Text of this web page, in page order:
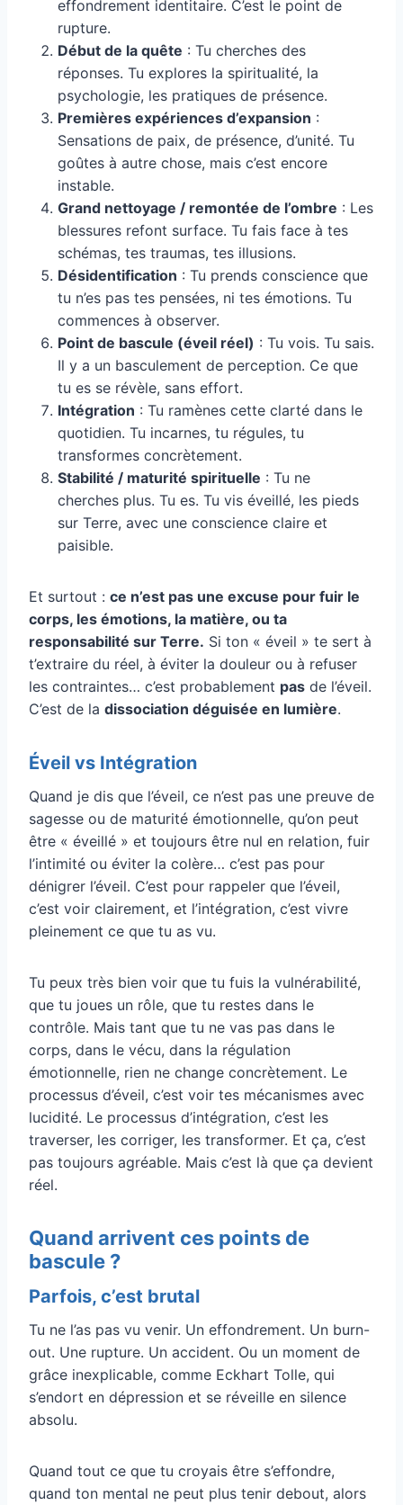
effondrement identitaire. C’est le point de
rupture.
Début de la quête : Tu cherches des
réponses. Tu explores la spiritualité, la
psychologie, les pratiques de présence.
Premières expériences d’expansion :
Sensations de paix, de présence, d’unité. Tu
goûtes à autre chose, mais c’est encore
instable.
Grand nettoyage / remontée de l’ombre : Les
blessures refont surface. Tu fais face à tes
schémas, tes traumas, tes illusions.
Désidentification : Tu prends conscience que
tu n’es pas tes pensées, ni tes émotions. Tu
commences à observer.
Point de bascule (éveil réel) : Tu vois. Tu sais.
Il y a un basculement de perception. Ce que
tu es se révèle, sans effort.
Intégration : Tu ramènes cette clarté dans le
quotidien. Tu incarnes, tu régules, tu
transformes concrètement.
Stabilité / maturité spirituelle : Tu ne
cherches plus. Tu es. Tu vis éveillé, les pieds
sur Terre, avec une conscience claire et
paisible.
Et surtout : ce n’est pas une excuse pour fuir le
corps, les émotions, la matière, ou ta
responsabilité sur Terre. Si ton « éveil » te sert à
t’extraire du réel, à éviter la douleur ou à refuser
les contraintes… c’est probablement pas de l’éveil.
C’est de la dissociation déguisée en lumière.
Éveil vs Intégration
Quand je dis que l’éveil, ce n’est pas une preuve de
sagesse ou de maturité émotionnelle, qu’on peut
être « éveillé » et toujours être nul en relation, fuir
l’intimité ou éviter la colère… c’est pas pour
dénigrer l’éveil. C’est pour rappeler que l’éveil,
c’est voir clairement, et l’intégration, c’est vivre
pleinement ce que tu as vu.
Tu peux très bien voir que tu fuis la vulnérabilité,
que tu joues un rôle, que tu restes dans le
contrôle. Mais tant que tu ne vas pas dans le
corps, dans le vécu, dans la régulation
émotionnelle, rien ne change concrètement. Le
processus d’éveil, c’est voir tes mécanismes avec
lucidité. Le processus d’intégration, c’est les
traverser, les corriger, les transformer. Et ça, c’est
pas toujours agréable. Mais c’est là que ça devient
réel.
Quand arrivent ces points de
bascule ?
Parfois, c’est brutal
Tu ne l’as pas vu venir. Un effondrement. Un burn-
out. Une rupture. Un accident. Ou un moment de
grâce inexplicable, comme Eckhart Tolle, qui
s’endort en dépression et se réveille en silence
absolu.
Quand tout ce que tu croyais être s’effondre,
quand ton mental ne peut plus tenir debout, alors